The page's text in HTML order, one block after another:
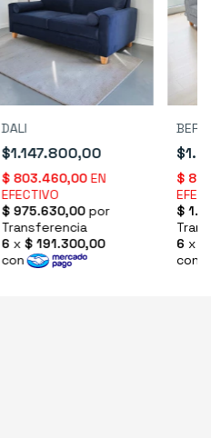
DALI
$1.147.800,00